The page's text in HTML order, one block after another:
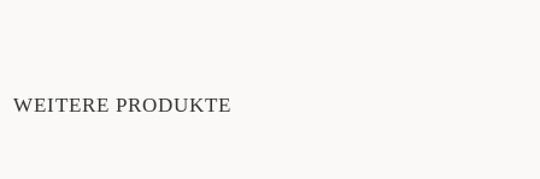
WEITERE PRODUKTE